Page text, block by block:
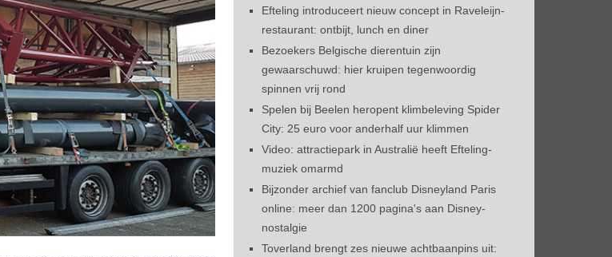
Efteling introduceert nieuw concept in Raveleijn-
restaurant: ontbijt, lunch en diner
Bezoekers Belgische dierentuin zijn
gewaarschuwd: hier kruipen tegenwoordig
spinnen vrij rond
Spelen bij Beelen heropent klimbeleving Spider
City: 25 euro voor anderhalf uur klimmen
Video: attractiepark in Australië heeft Efteling-
muziek omarmd
Bijzonder archief van fanclub Disneyland Paris
online: meer dan 1200 pagina's aan Disney-
nostalgie
Toverland brengt zes nieuwe achtbaanpins uit: